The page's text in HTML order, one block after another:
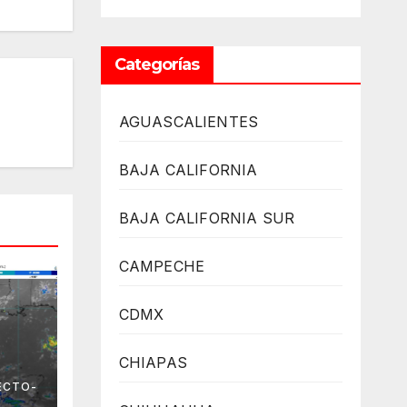
el
Categorías
AGUASCALIENTES
BAJA CALIFORNIA
BAJA CALIFORNIA SUR
CAMPECHE
CDMX
CHIAPAS